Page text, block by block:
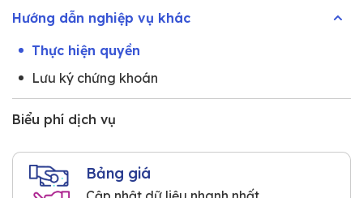
Hướng dẫn nghiệp vụ khác
Thực hiện quyền
Lưu ký chứng khoán
Biểu phí dịch vụ
Bảng giá